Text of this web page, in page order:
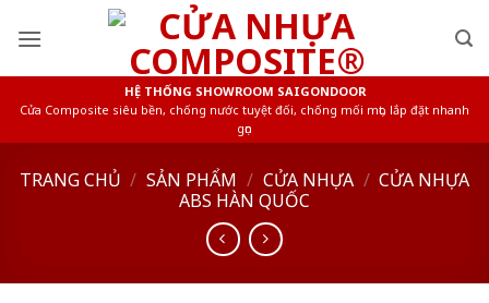
HỆ THỐNG SHOWROOM SAIGONDOOR
Cửa Composite siêu bền, chống nước tuyệt đối, chống mối mọt, lắp đặt nhanh
gọn
TRANG CHỦ / SẢN PHẨM / CỬA NHỰA / CỬA NHỰA
ABS HÀN QUỐC